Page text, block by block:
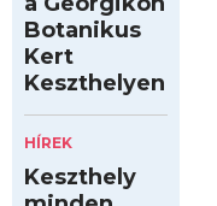
Botanikus
Kert
Keszthelyen
HÍREK
Keszthely